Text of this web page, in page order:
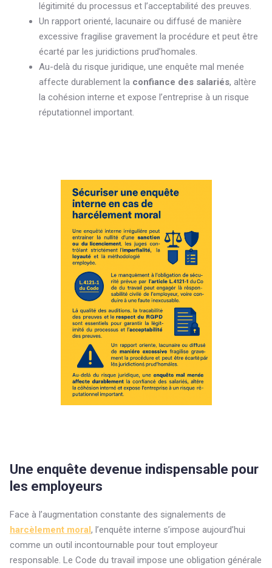
légitimité du processus et l’acceptabilité des preuves.
Un rapport orienté, lacunaire ou diffusé de manière
excessive fragilise gravement la procédure et peut être
écarté par les juridictions prud’homales.
Au-delà du risque juridique, une enquête mal menée
affecte durablement la confiance des salariés, altère
la cohésion interne et expose l’entreprise à un risque
réputationnel important.
Une enquête devenue indispensable pour
les employeurs
Face à l’augmentation constante des signalements de
harcèlement moral, l’enquête interne s’impose aujourd’hui
comme un outil incontournable pour tout employeur
responsable. Le Code du travail impose une obligation générale